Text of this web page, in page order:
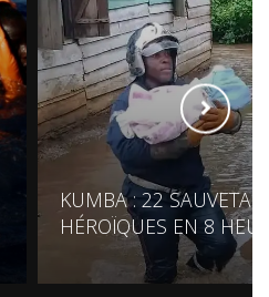
KUMBA : 22
HÉROÏQUES EN 8